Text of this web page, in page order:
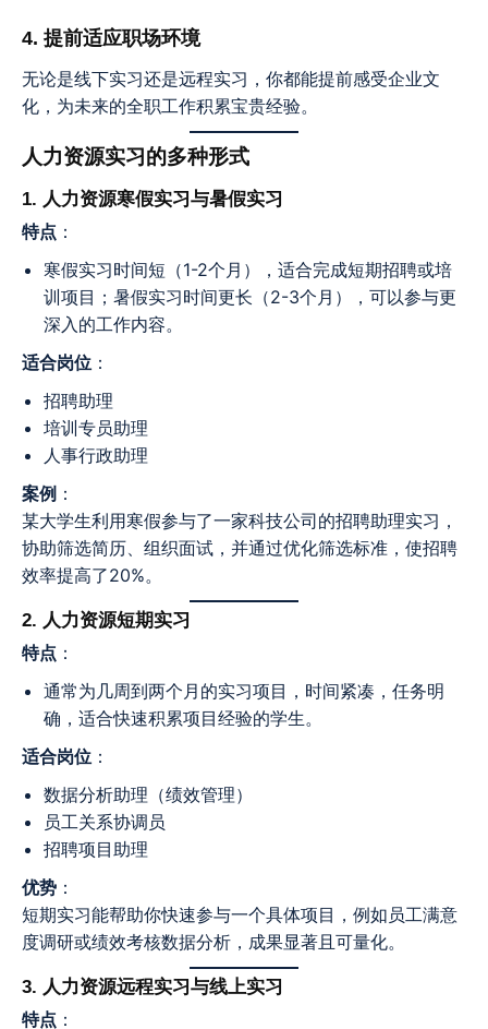
4. 提前适应职场环境
无论是线下实习还是远程实习，你都能提前感受企业文
化，为未来的全职工作积累宝贵经验。
人力资源实习的多种形式
1. 人力资源寒假实习与暑假实习
特点 ：
寒假实习时间短（1-2个月），适合完成短期招聘或培
训项目；暑假实习时间更长（2-3个月），可以参与更
深入的工作内容。
适合岗位 ：
招聘助理
培训专员助理
人事行政助理
案例 ：
某大学生利用寒假参与了一家科技公司的招聘助理实习，
协助筛选简历、组织面试，并通过优化筛选标准，使招聘
效率提高了20%。
2. 人力资源短期实习
特点 ：
通常为几周到两个月的实习项目，时间紧凑，任务明
确，适合快速积累项目经验的学生。
适合岗位 ：
数据分析助理（绩效管理）
员工关系协调员
招聘项目助理
优势 ：
短期实习能帮助你快速参与一个具体项目，例如员工满意
度调研或绩效考核数据分析，成果显著且可量化。
3. 人力资源远程实习与线上实习
特点 ：